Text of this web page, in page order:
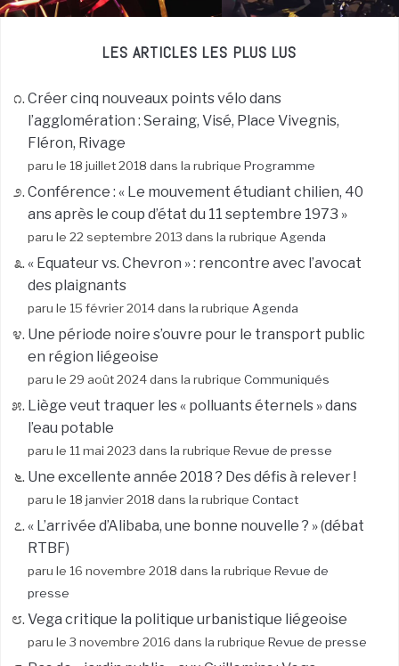
LES ARTICLES LES PLUS LUS
Créer cinq nouveaux points vélo dans
l’agglomération : Seraing, Visé, Place Vivegnis,
Fléron, Rivage
paru le 18 juillet 2018 dans la rubrique Programme
Conférence : « Le mouvement étudiant chilien, 40
ans après le coup d’état du 11 septembre 1973 »
paru le 22 septembre 2013 dans la rubrique Agenda
« Equateur vs. Chevron » : rencontre avec l’avocat
des plaignants
paru le 15 février 2014 dans la rubrique Agenda
Une période noire s’ouvre pour le transport public
en région liégeoise
paru le 29 août 2024 dans la rubrique Communiqués
Liège veut traquer les « polluants éternels » dans
l’eau potable
paru le 11 mai 2023 dans la rubrique Revue de presse
Une excellente année 2018 ? Des défis à relever !
paru le 18 janvier 2018 dans la rubrique Contact
« L’arrivée d’Alibaba, une bonne nouvelle ? » (débat
RTBF)
paru le 16 novembre 2018 dans la rubrique Revue de
presse
Vega critique la politique urbanistique liégeoise
paru le 3 novembre 2016 dans la rubrique Revue de presse